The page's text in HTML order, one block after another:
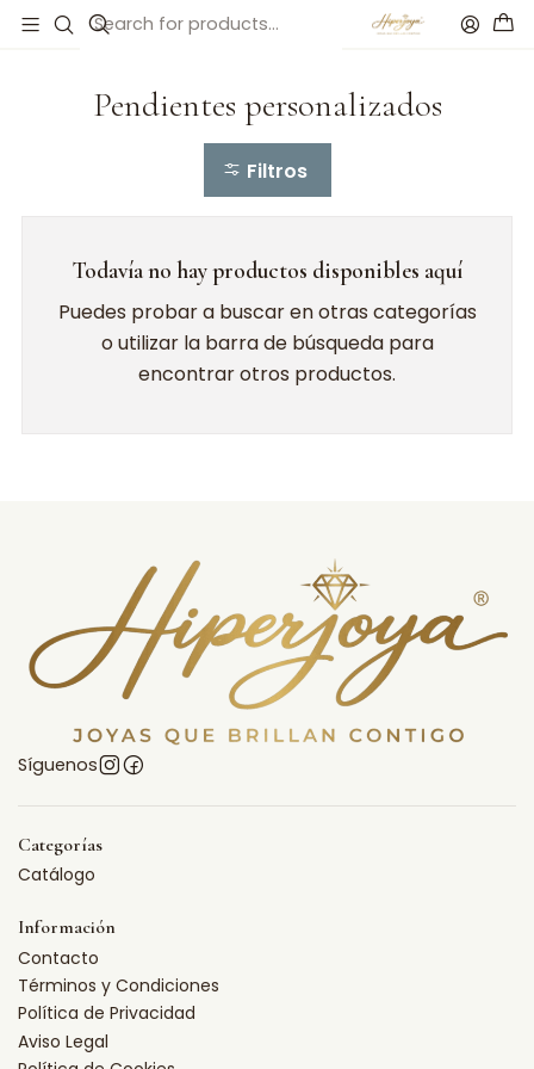
Inicio Joyas personalizadas Pendientes personalizados
Pendientes personalizados
Filtros
Todavía no hay productos disponibles aquí
Puedes probar a buscar en otras categorías
o utilizar la barra de búsqueda para
encontrar otros productos.
Síguenos
Categorías
Catálogo
Información
Contacto
Términos y Condiciones
Política de Privacidad
Aviso Legal